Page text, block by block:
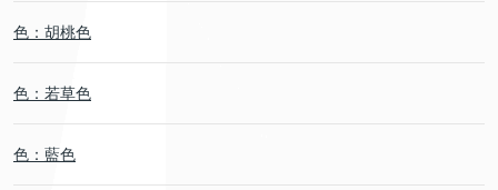
色：胡桃色
色：若草色
色：藍色